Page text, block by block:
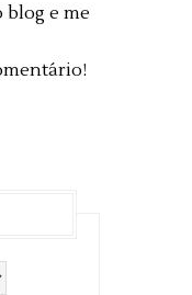
e me